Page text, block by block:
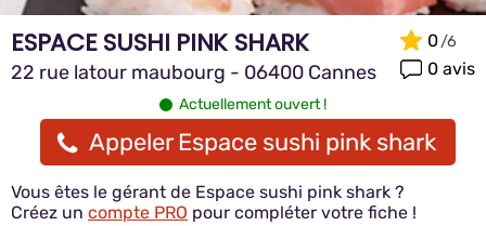
ESPACE SUSHI PINK SHARK
22 rue latour maubourg - 06400 Cannes
0
0 avis
Actuellement ouvert !
Appeler Espace sushi pink shark
Vous êtes le gérant de Espace sushi pink shark ?
Créez un compte PRO pour compléter votre fiche !